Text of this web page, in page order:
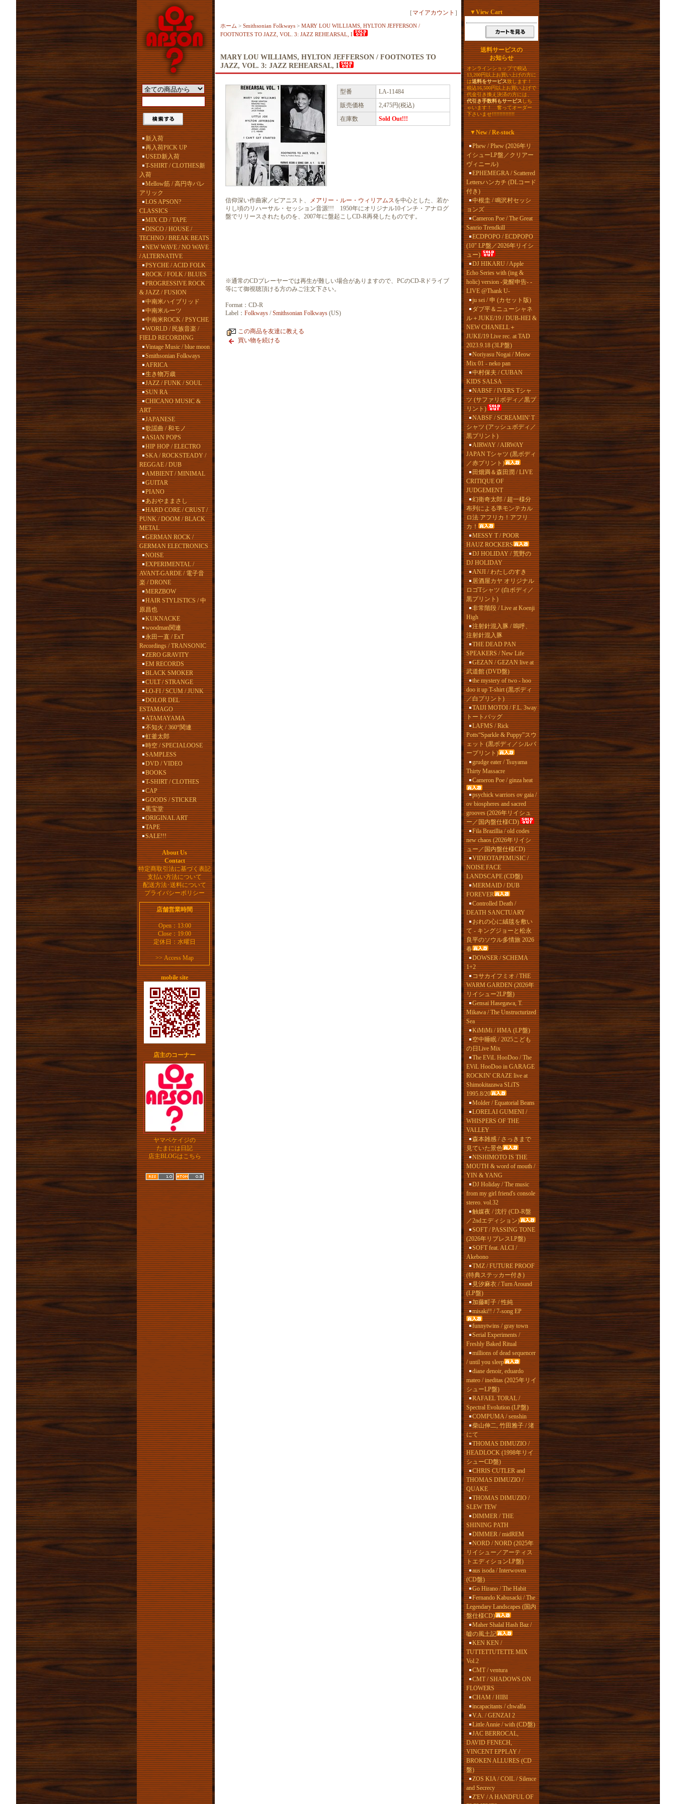
新入荷
再入荷PICK UP
USED新入荷
T-SHIRT / CLOTHES新
入荷
Mellow筋 / 高円寺バレ
アリック
LOS APSON?
CLASSICS
MIX CD / TAPE
DISCO / HOUSE /
TECHNO / BREAK BEATS
NEW WAVE / NO WAVE
/ ALTERNATIVE
PSYCHE / ACID FOLK
ROCK / FOLK / BLUES
PROGRESSIVE ROCK
& JAZZ / FUSION
中南米ハイブリッド
中南米ルーツ
中南米ROCK / PSYCHE
WORLD / 民族音楽 /
FIELD RECORDING
Vintage Music / blue moon
Smithsonian Folkways
AFRICA
生き物万歳
JAZZ / FUNK / SOUL
SUN RA
CHICANO MUSIC &
ART
JAPANESE
歌謡曲 / 和モノ
ASIAN POPS
HIP HOP / ELECTRO
SKA / ROCKSTEADY /
REGGAE / DUB
AMBIENT / MINIMAL
GUITAR
PIANO
あおやままさし
HARD CORE / CRUST /
PUNK / DOOM / BLACK
METAL
GERMAN ROCK /
GERMAN ELECTRONICS
NOISE
EXPERIMENTAL /
AVANT-GARDE / 電子音
楽 / DRONE
MERZBOW
HAIR STYLISTICS / 中
原昌也
KUKNACKE
woodman関連
永田一直 / ExT
Recordings / TRANSONIC
ZERO GRAVITY
EM RECORDS
BLACK SMOKER
CULT / STRANGE
LO-FI / SCUM / JUNK
DOLOR DEL
ESTAMAGO
ATAMAYAMA
不知火 / 360°関連
虹釜太郎
時空 / SPECIALOOSE
SAMPLESS
DVD / VIDEO
BOOKS
T-SHIRT / CLOTHES
CAP
GOODS / STICKER
黒宝堂
ORIGINAL ART
TAPE
SALE!!!
About Us
Contact
特定商取引法に基づく表記
支払い方法について
配送方法･送料について
プライバシーポリシー
店舗営業時間
Open：13:00
Close：19:00
定休日：水曜日
>>Access Map
mobile site
店主のコーナー
ヤマベケイジの
たまには日記
店主BLOGはこちら
［ マイアカウント ］
ホーム > Smithsonian Folkways > MARY LOU WILLIAMS, HYLTON JEFFERSON /
FOOTNOTES TO JAZZ, VOL. 3: JAZZ REHEARSAL, I
MARY LOU WILLIAMS, HYLTON JEFFERSON / FOOTNOTES TO
JAZZ, VOL. 3: JAZZ REHEARSAL, I
型番
LA-11484
販売価格
2,475円(税込)
在庫数
Sold Out!!!
信仰深い作曲家／ピアニスト、 メアリー・ルー・ウィリアムスを中心とした、若か
りし頃のリハーサル・セッション音源!!! 1950年にオリジナル10インチ・アナログ
盤でリリースされたものを、2007年に盤起こしCD-R再発したものです。
※通常のCDプレーヤーでは再生が難しい場合がありますので、PCのCD-Rドライブ
等にて御視聴頂ける方のみご注文下さい。
Format：CD-R
Label： Folkways /Smithsonian Folkways (US)
この商品を友達に教える
買い物を続ける
▼View Cart
送料サービスの
お知らせ
オンラインショップで税込
13,200円以上お買い上げの方に
は送料をサービス致します！
税込16,500円以上お買い上げで
代金引き換え決済の方には、
代引き手数料もサービスしち
ゃいます！ 奮ってオーダー
下さいませ!!!!!!!!!!!!!!!
▼New / Re-stock
Phew / Phew (2026年リ
イシューLP盤／クリアー
ヴィニール)
EPHEMEGRA / Scattered
Lettersハンカチ (DLコード
付き)
中根圭 / 鳴沢村セッシ
ョンズ
Cameron Poe / The Great
Sanrio Trendkill
ECDPOPO / ECDPOPO
(10" LP盤／2026年リイシ
ュー)
DJ HIKARU / Apple
Echo Series with (ing &
holic) version -覚醒申告- -
LIVE @Thank U-
ju sei / 申 (カセット版)
ダブ平＆ニューシャネ
ル＋JUKE/19 / DUB-HEI &
NEW CHANELL＋
JUKE/19 Live rec. at TAD
2023.9.18 (3LP盤)
Noriyasu Nogai / Meow
Mix 01 - neko pan
中村保夫 / CUBAN
KIDS SALSA
NABSF / IVERS Tシャ
ツ (サファリボディ／黒プ
リント)
NABSF / SCREAMIN' T
シャツ (アッシュボディ／
黒プリント)
AIRWAY / AIRWAY
JAPAN Tシャツ (黒ボディ
／赤プリント)
田畑満＆森田潤 / LIVE
CRITIQUE OF
JUDGEMENT
幻衛奇太郎 / 超一様分
布列による準モンテカル
ロ法 アフリカ！アフリ
カ！
MESSY T / POOR
HAUZ ROCKERS
DJ HOLIDAY / 荒野の
DJ HOLIDAY
ANJI / わたしのすき
居酒屋カヤ オリジナル
ロゴTシャツ (白ボディ／
黒プリント)
非常階段 / Live at Koenji
High
注射針混入豚 / 嗚呼、
注射針混入豚
THE DEAD PAN
SPEAKERS / New Life
GEZAN / GEZAN live at
武道館 (DVD盤)
the mystery of two - hoo
doo it up T-shirt (黒ボディ
／白プリント)
TAIJI MOTOI / F.L. 3way
トートバッグ
LAFMS / Rick
Potts“Sparkle & Puppy”スウ
ェット (黒ボディ／シルバ
ープリント)
grudge eater / Tsuyama
Thirty Massacre
Cameron Poe / ginza heat
psychick warriors ov gaia /
ov biospheres and sacred
grooves (2026年リイシュ
ー／国内盤仕様CD)
Fila Brazillia / old codes
new chaos (2026年リイシ
ュー／国内盤仕様CD)
VIDEOTAPEMUSIC /
NOISE FACE
LANDSCAPE (CD盤)
MERMAID / DUB
FOREVER
Controlled Death /
DEATH SANCTUARY
おれの心に絨毯を敷い
て - キングジョーと松永
良平のソウル多情旅 2026
春
DOWSER / SCHEMA
1+2
コサカイフミオ / THE
WARM GARDEN (2026年
リイシュー2LP盤)
Gensai Hasegawa, T.
Mikawa / The Unstructurized
Sea
KiMiMi / ИМА (LP盤)
空中睡眠 / 2025こども
の日Live Mix
The EViL HooDoo / The
EViL HooDoo in GARAGE
ROCKIN' CRAZE live at
Shimokitazawa SLiTS
1995.8/20
Molder / Equatorial Beans
LORELAI GUMENI /
WHISPERS OF THE
VALLEY
森本雑感 / さっきまで
見ていた景色
NISHIMOTO IS THE
MOUTH & word of mouth /
YIN & YANG
DJ Holiday / The music
from my girl friend's console
stereo. vol.32
触媒夜 / 沈行 (CD-R盤
／2ndエディション)
SOFT / PASSING TONE
(2026年リプレスLP盤)
SOFT feat. ALCI /
Akebono
TMZ / FUTURE PROOF
(特典ステッカー付き)
見汐麻衣 / Turn Around
(LP盤)
加藤町子 / 性純
misaki!! / 7-song EP
funnytwins / gray town
Serial Experiments /
Freshly Baked Ritual
millions of dead sequencer
/ until you sleep
diane denoir, eduardo
mateo / ineditas (2025年リイ
シューLP盤)
RAFAEL TORAL /
Spectral Evolution (LP盤)
COMPUMA / senshin
柴山伸二, 竹田雅子 / 渚
にて
THOMAS DIMUZIO /
HEADLOCK (1998年リイ
シューCD盤)
CHRIS CUTLER and
THOMAS DIMUZIO /
QUAKE
THOMAS DIMUZIO /
SLEW TEW
DIMMER / THE
SHINING PATH
DIMMER / midREM
NORD / NORD (2025年
リイシュー／アーティス
トエディションLP盤)
aus isoda / Interwoven
(CD盤)
Go Hirano / The Habit
Fernando Kabusacki / The
Legendary Landscapes (国内
盤仕様CD)
Maher Shalal Hash Baz /
嘘の風土記
KEN KEN /
TUTTETTUTETTE MIX
Vol.2
CMT / ventura
CMT / SHADOWS ON
FLOWERS
CHAM / HIBI
incapacitants / chwalfa
V.A. / GENZAI 2
Little Annie / with (CD盤)
JAC BERROCAL,
DAVID FENECH,
VINCENT EPPLAY /
BROKEN ALLURES (CD
盤)
ZOS KIA / COIL / Silence
and Secrecy
Z'EV / A HANDFUL OF